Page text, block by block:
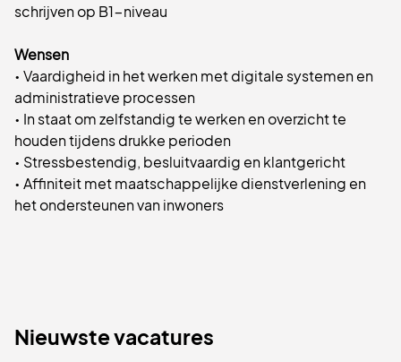
schrijven op B1-niveau
Wensen
• Vaardigheid in het werken met digitale systemen en
administratieve processen
• In staat om zelfstandig te werken en overzicht te
houden tijdens drukke perioden
• Stressbestendig, besluitvaardig en klantgericht
• Affiniteit met maatschappelijke dienstverlening en
het ondersteunen van inwoners
Nieuwste vacatures